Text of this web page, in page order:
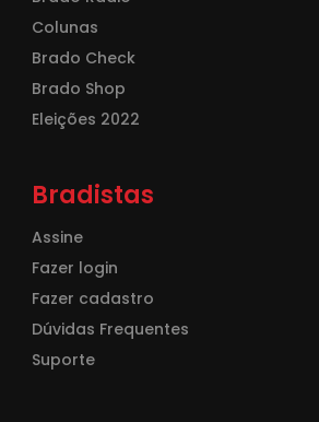
Colunas
Brado Check
Brado Shop
Eleições 2022
Bradistas
Assine
Fazer login
Fazer cadastro
Dúvidas Frequentes
Suporte